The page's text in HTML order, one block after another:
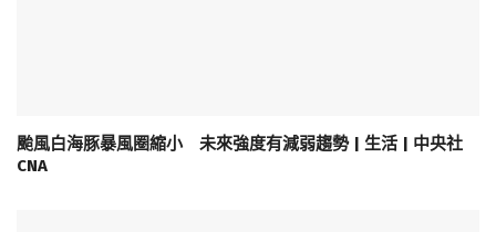
颱風白海豚暴風圈縮小 未來強度有減弱趨勢 | 生活 | 中央社
CNA